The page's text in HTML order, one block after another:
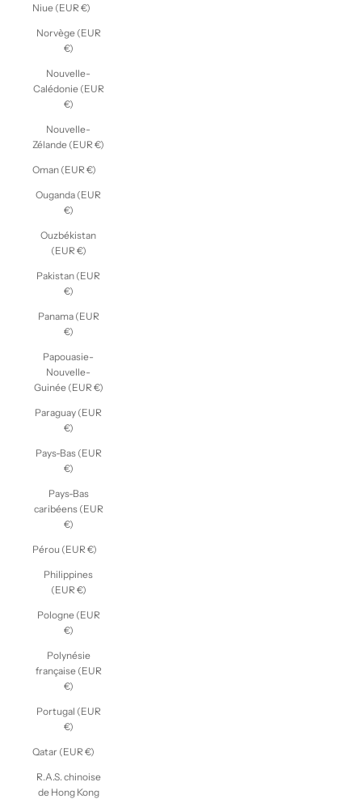
Niue (EUR €)
Norvège (EUR
€)
Nouvelle-
Calédonie (EUR
€)
Nouvelle-
Zélande (EUR €)
Oman (EUR €)
Ouganda (EUR
€)
Ouzbékistan
(EUR €)
Pakistan (EUR
€)
Panama (EUR
€)
Papouasie-
Nouvelle-
Guinée (EUR €)
Paraguay (EUR
€)
Pays-Bas (EUR
€)
Pays-Bas
caribéens (EUR
€)
Pérou (EUR €)
Philippines
(EUR €)
Pologne (EUR
€)
Polynésie
française (EUR
€)
Portugal (EUR
€)
Qatar (EUR €)
R.A.S. chinoise
de Hong Kong